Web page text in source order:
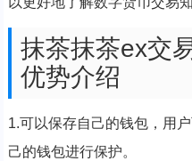
抹茶抹茶ex交
优势介绍
1.可以保存自己的钱包，用
己的钱包进行保护。